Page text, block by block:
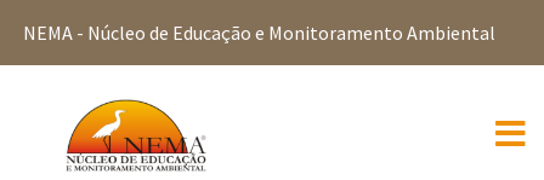
NEMA - Núcleo de Educação e Monitoramento Ambiental